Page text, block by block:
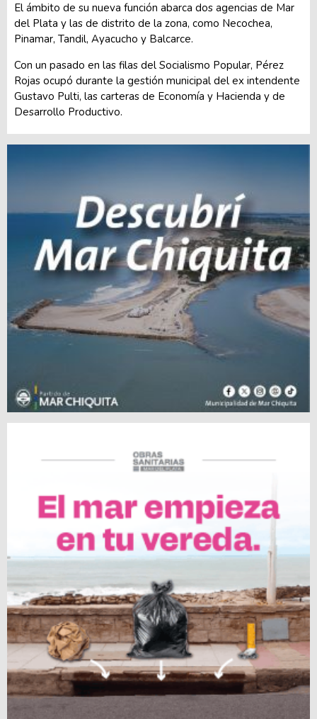
El ámbito de su nueva función abarca dos agencias de Mar
del Plata y las de distrito de la zona, como Necochea,
Pinamar, Tandil, Ayacucho y Balcarce.
Con un pasado en las filas del Socialismo Popular, Pérez
Rojas ocupó durante la gestión municipal del ex intendente
Gustavo Pulti, las carteras de Economía y Hacienda y de
Desarrollo Productivo.